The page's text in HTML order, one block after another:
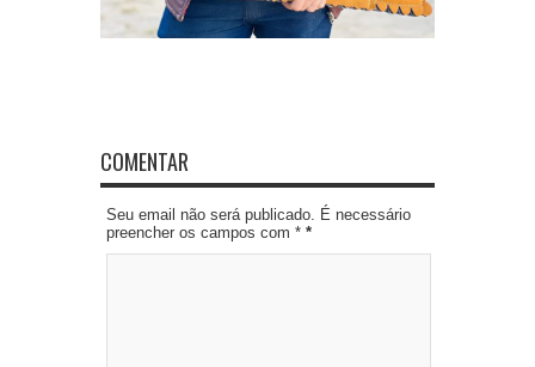
COMENTAR
Seu email não será publicado. É necessário
preencher os campos com * *